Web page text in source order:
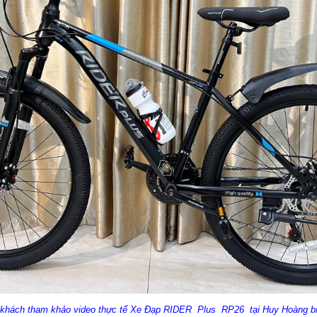
tham khảo video thực tế Xe Đạp RIDER Plus RP26 tại Huy Hoàng